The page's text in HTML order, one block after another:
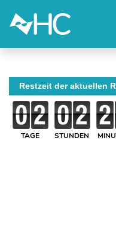
Restzeit der aktuellen
TAGE STUNDEN